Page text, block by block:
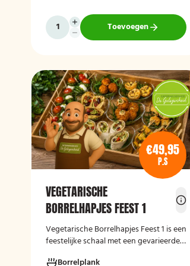
serveren.
Toevoegen
€49,95
P.S
VEGETARISCHE
BORRELHAPJES FEEST 1
Vegetarische Borrelhapjes Feest 1 is een
feestelijke schaal met een gevarieerde
Borrelplank